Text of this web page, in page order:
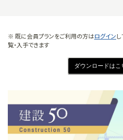
※ 既に会員プランをご利用の方はログイン
覧・入手できます
ダウンロードはこ